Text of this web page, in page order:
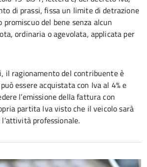
di prassi, fissa un limite di detrazione
promiscuo del bene senza alcun
ordinaria o agevolata, applicata per
il ragionamento del contribuente è
essere acquistata con Iva al 4% e
l’emissione della fattura con
partita Iva visto che il veicolo sarà
professionale.